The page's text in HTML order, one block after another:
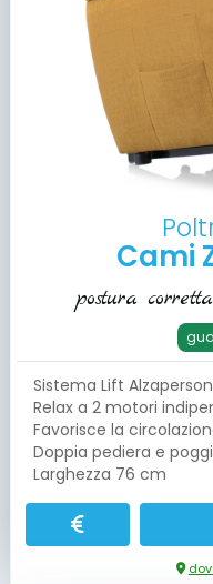
Cami
postura
Sistema Lift
Relax a 2 motori
Favorisce la
Doppia pediera e
Larghezza 76 cm